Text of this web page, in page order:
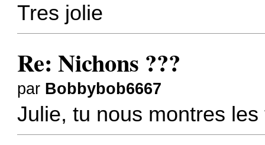
Tres jolie
Re: Nichons ???
par Bobbybob6667
Julie, tu nous montres les